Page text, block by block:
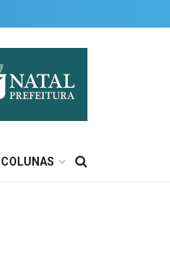
COLUNAS